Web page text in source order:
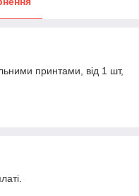
принтами, від 1 шт,